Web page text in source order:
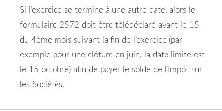
Si l’exercice se termine à une autre date, alors le
formulaire 2572 doit être télédéclaré avant le 15
du 4ème mois suivant la fin de l’exercice (par
exemple pour une clôture en juin, la date limite est
le 15 octobre) afin de payer le solde de l’Impôt sur
les Sociétés.